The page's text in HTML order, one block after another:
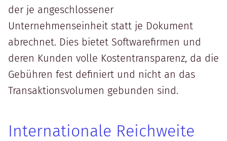
der je angeschlossener
Unternehmenseinheit statt je Dokument
abrechnet. Dies bietet Softwarefirmen und
deren Kunden volle Kostentransparenz, da die
Gebühren fest definiert und nicht an das
Transaktionsvolumen gebunden sind.
Internationale Reichweite